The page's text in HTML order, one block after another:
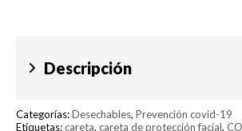
Descripción
Categorías:Desechables, Prevención covid-19
Etiquetas:careta, careta de protección facial,